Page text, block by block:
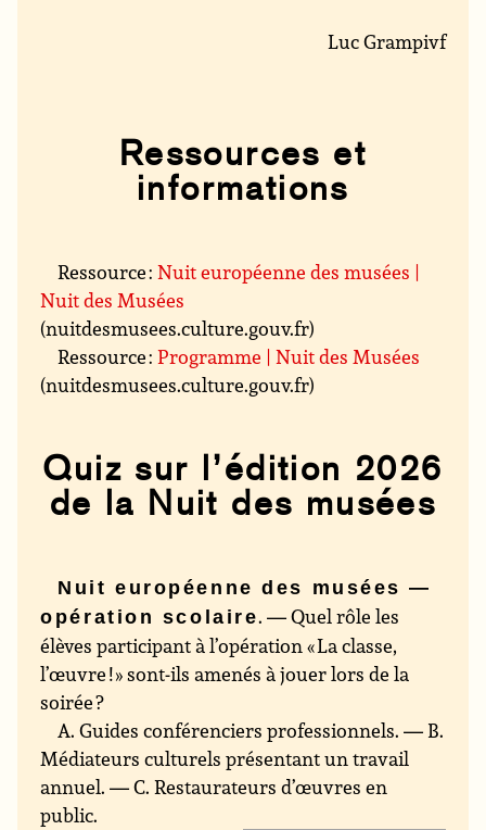
Luc Grampivf
Ressources et
informations
Ressource :Nuit européenne des musées |
Nuit des Musées
(nuitdesmusees.culture.gouv.fr)
Ressource :Programme | Nuit des Musées
(nuitdesmusees.culture.gouv.fr)
Quiz sur l’édition 2026
de la Nuit des musées
Nuit européenne des musées —
opération scolaire. — Quel rôle les
élèves participant à l’opération « La classe,
l’œuvre ! » sont-ils amenés à jouer lors de la
soirée ?
A. Guides conférenciers professionnels. — B.
Médiateurs culturels présentant un travail
annuel. — C. Restaurateurs d’œuvres en
public.